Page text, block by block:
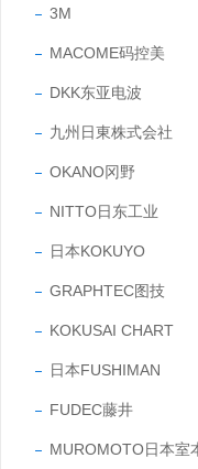
3M
MACOME码控美
DKK东亚电波
九州日東株式会社
OKANO冈野
NITTO日东工业
日本KOKUYO
GRAPHTEC图技
KOKUSAI CHART
日本FUSHIMAN
FUDEC藤井
MUROMOTO日本室